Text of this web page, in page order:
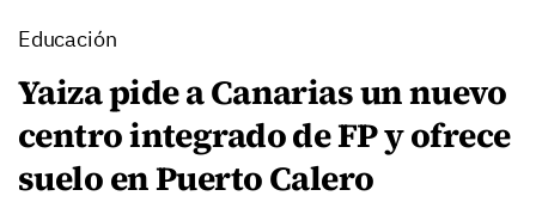
Educación
Yaiza pide a Canarias un nuevo
centro integrado de FP y ofrece
suelo en Puerto Calero